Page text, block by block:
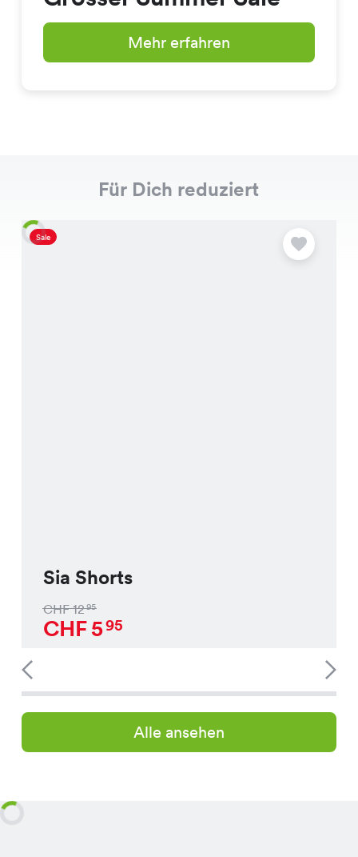
Mehr erfahren
Für Dich reduziert
Sale
Sia Shorts
CHF1295
CHF595
Alle ansehen